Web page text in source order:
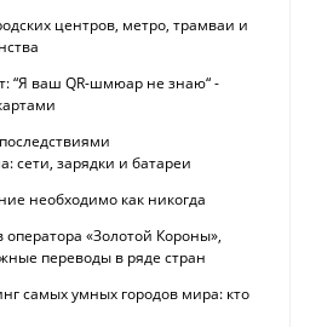
центров, метро, трамваи и
“Я ваш QR-шмюар не знаю“ -
сети, зарядки и батареи
необходимо как никогда
«Золотой Короны»,
переводы в ряде стран
самых умных городов мира: кто